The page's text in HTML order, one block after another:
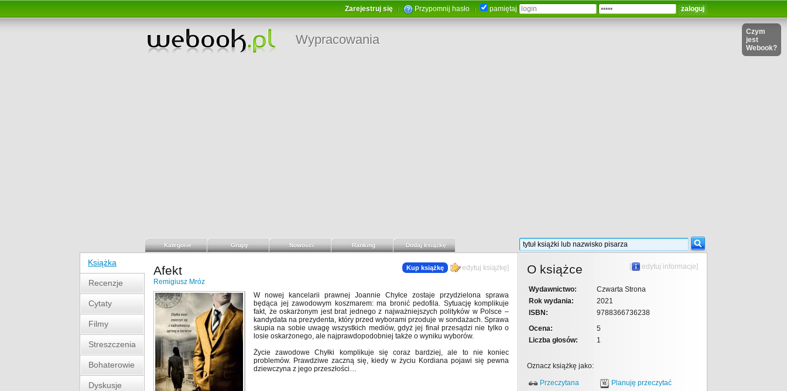
Zarejestruj się Przypomnij hasło pamiętaj
Wypracowania
Czym
jest
Webook?
Kategorie Grupy Nowości Ranking Dodaj książkę
Książka
Recenzje
Cytaty
Filmy
Streszczenia
Bohaterowie
Dyskusje
Kup książkę [ edytuj książkę]
Afekt
Remigiusz Mróz
W nowej kancelarii prawnej Joannie Chyłce zostaje przydzielona sprawa
będąca jej zawodowym koszmarem: ma bronić pedofila. Sytuację komplikuje
fakt, że oskarżonym jest brat jednego z najważniejszych polityków w Polsce –
kandydata na prezydenta, który przed wyborami przoduje w sondażach. Sprawa
skupia na sobie uwagę wszystkich mediów, gdyż jej finał przesądzi nie tylko o
losie oskarżonego, ale najprawdopodobniej także o wyniku wyborów.
Życie zawodowe Chyłki komplikuje się coraz bardziej, ale to nie koniec
problemów. Prawdziwe zaczną się, kiedy w życiu Kordiana pojawi się pewna
dziewczyna z jego przeszłości…
[ edytuj informacje]
O książce
Wydawnictwo:
Czwarta Strona
Rok wydania:
2021
ISBN:
9788366736238
Ocena:
5
Liczba głosów:
1
Oznacz książkę jako:
Przeczytana
Planuję przeczytać